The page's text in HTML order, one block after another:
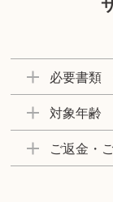
必要書類
対象年齢
ご返金・